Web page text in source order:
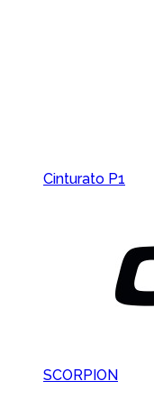
Cinturato P1
SCORPION